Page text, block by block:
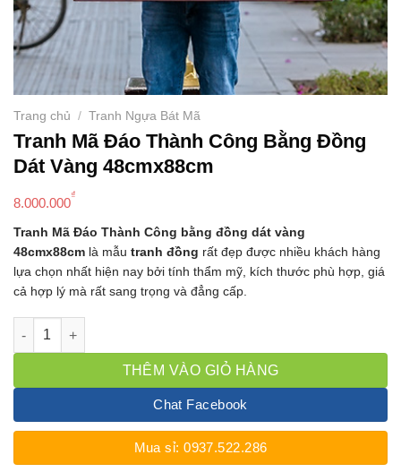
Trang chủ / Tranh Ngựa Bát Mã
Tranh Mã Đáo Thành Công Bằng Đồng
Dát Vàng 48cmx88cm
8.000.000
₫
Tranh Mã Đáo Thành Công bằng đồng dát vàng
48cmx88cm là mẫu tranh đồng rất đẹp được nhiều khách hàng
lựa chọn nhất hiện nay bởi tính thẩm mỹ, kích thước phù hợp, giá
cả hợp lý mà rất sang trọng và đẳng cấp.
Tranh Mã Đáo Thành Công Bằng Đồng Dát Vàng 48cmx88cm
THÊM VÀO GIỎ HÀNG
Chat Facebook
Mua sỉ: 0937.522.286